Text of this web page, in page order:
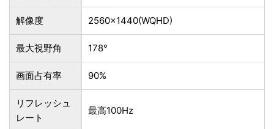
解像度 2560×1440(WQHD)
最大視野角 178°
画面占有率 90%
リフレッシュ
レート
最高100Hz